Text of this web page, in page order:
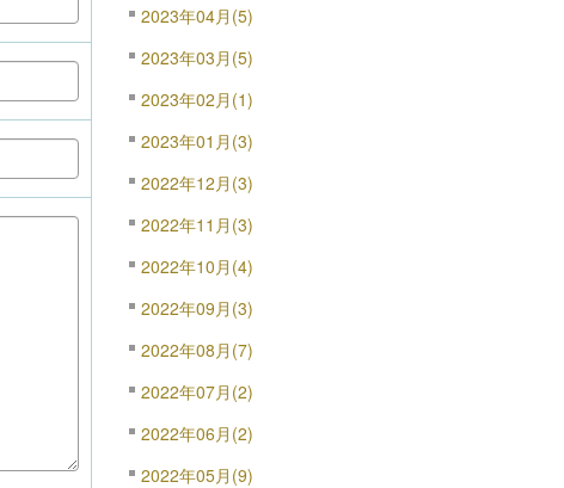
2023年04月(5)
2023年03月(5)
2023年02月(1)
2023年01月(3)
2022年12月(3)
2022年11月(3)
2022年10月(4)
2022年09月(3)
2022年08月(7)
2022年07月(2)
2022年06月(2)
2022年05月(9)